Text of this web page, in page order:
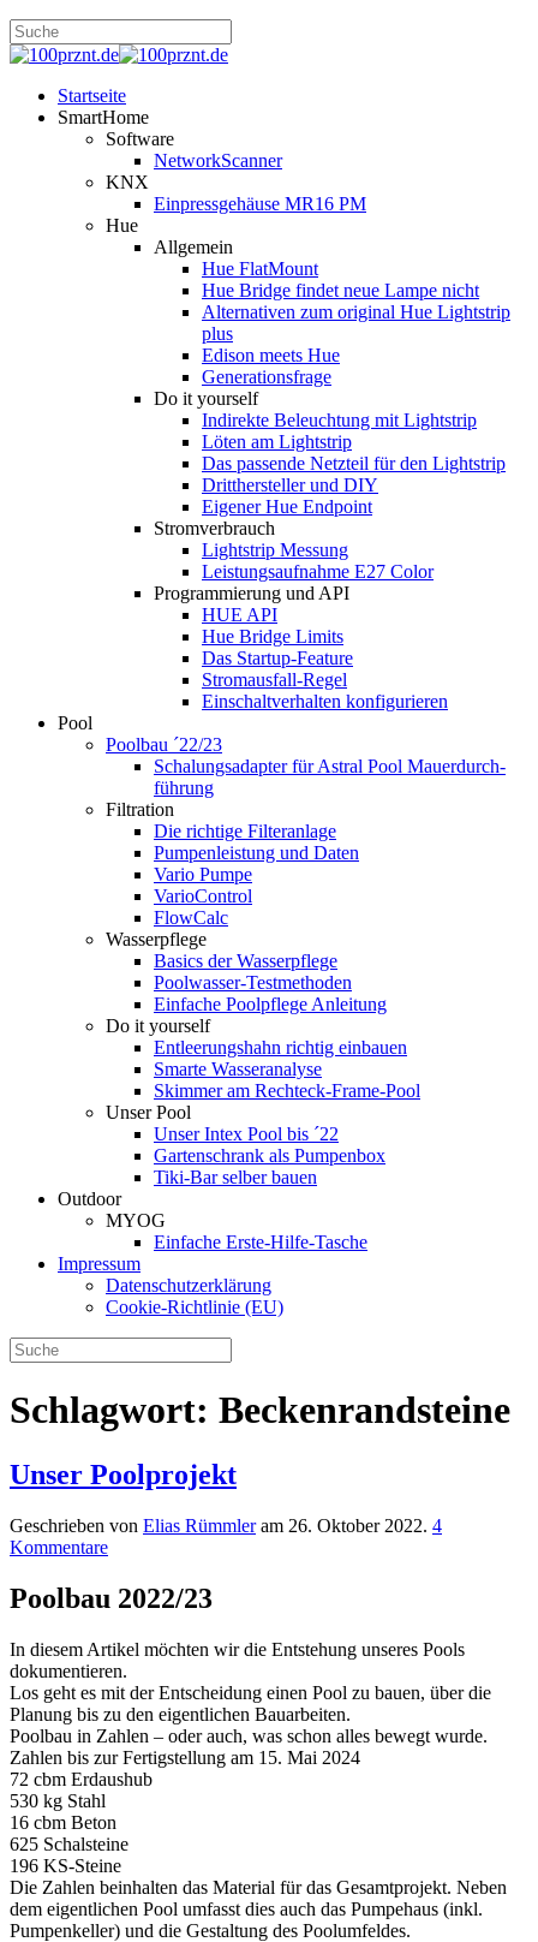
Startseite
SmartHome
Software
NetworkScanner
KNX
Einpressgehäuse MR16 PM
Hue
Allgemein
Hue FlatMount
Hue Bridge findet neue Lampe nicht
Alternativen zum original Hue Lightstrip
plus
Edison meets Hue
Generationsfrage
Do it yourself
Indirekte Beleuchtung mit Lightstrip
Löten am Lightstrip
Das passende Netzteil für den Lightstrip
Dritthersteller und DIY
Eigener Hue Endpoint
Stromverbrauch
Lightstrip Messung
Leistungsaufnahme E27 Color
Programmierung und API
HUE API
Hue Bridge Limits
Das Startup-Feature
Stromausfall-Regel
Einschaltverhalten konfigurieren
Pool
Poolbau ´22/23
Schalungs­adapter für Astral Pool Mauer­durch­
führung
Filtration
Die richtige Filter­anlage
Pumpenleistung und Daten
Vario Pumpe
Vario­Control
FlowCalc
Wasserpflege
Basics der Wasserpflege
Poolwasser-Testmethoden
Einfache Poolpflege Anleitung
Do it yourself
Ent­leerungs­hahn richtig einbauen
Smarte Wasseranalyse
Skimmer am Rechteck-Frame-Pool
Unser Pool
Unser Intex Pool bis ´22
Gartenschrank als Pumpenbox
Tiki-Bar selber bauen
Outdoor
MYOG
Einfache Erste-Hilfe-Tasche
Impressum
Datenschutzerklärung
Cookie-Richtlinie (EU)
Schlagwort: Beckenrandsteine
Unser Poolprojekt
Geschrieben von Elias Rümmleram 26. Oktober 2022. 4
Kommentare
Poolbau 2022/23
In diesem Artikel möchten wir die Entstehung unseres Pools
dokumentieren.
Los geht es mit der Entscheidung einen Pool zu bauen, über die
Planung bis zu den eigentlichen Bauarbeiten.
Poolbau in Zahlen – oder auch, was schon alles bewegt wurde.
Zahlen bis zur Fertigstellung am 15. Mai 2024
72 cbm Erdaushub
530 kg Stahl
16 cbm Beton
625 Schalsteine
196 KS-Steine
Die Zahlen beinhalten das Material für das Gesamtprojekt. Neben
dem eigentlichen Pool umfasst dies auch das Pumpehaus (inkl.
Pumpenkeller) und die Gestaltung des Poolumfeldes.